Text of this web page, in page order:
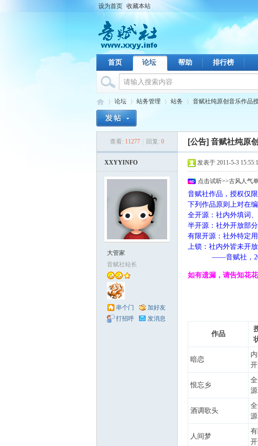
设为首页 收藏本站
首页 论坛 帮助 排行榜
论坛
›
站务管理
›
站务 音赋社纯原创音乐作品
查看: 11277 回复: 0 [公告] 音赋社纯原
XXYYINFO
大管家
音赋社站长
串个门
加好友
打招呼
发消息
发表于 2011-5-3
点击试听>>古风人气
音赋社作品，授权仅
下列作品原则上对在
全开源：社内外填词
半开源：社外开放部分
有限开源：社外特定
上锁：社内外皆未开
——音赋社，
如有遗漏，请告知花花
作品
暗恋
恨忘乡
源
酒调歌头
源
人间梦